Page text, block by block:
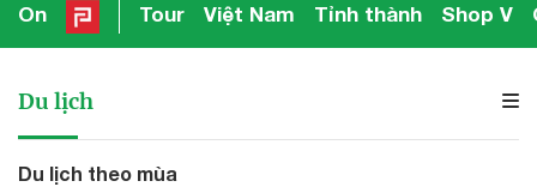
On Tour Việt Nam Tỉnh thành Shop V
Du lịch
Du lịch theo mùa